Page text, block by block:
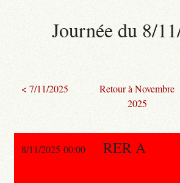
Journée du 8/
< 7/11/2025
Retour à Novembre
2025
8/11/2025 00:00 RER A